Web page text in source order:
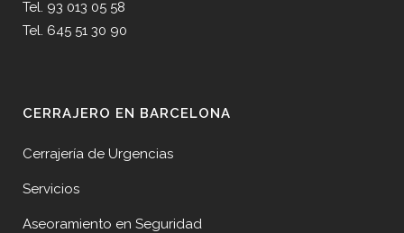
Tel. 93 013 05 58
Tel. 645 51 30 90
CERRAJERO EN BARCELONA
Cerrajería de Urgencias
Servicios
Aseoramiento en Seguridad